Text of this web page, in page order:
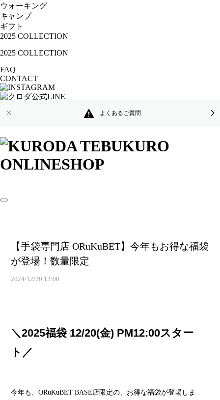
ウォーキング
キャンプ
ギフト
2025 COLLECTION
2025 COLLECTION
FAQ
CONTACT
よくあるご質問
【手袋専門店 ORuKuBET】今年もお得な福袋
が登場！数量限定
2024/12/20 12:00
＼2025福袋 12/20(金) PM12:00スター
ト／
今年も、ORuKuBET BASE店限定の、お得な福袋が登場しま